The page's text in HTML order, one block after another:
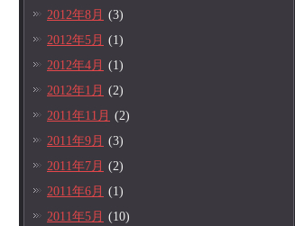
2012年8月 (3)
2012年5月 (1)
2012年4月 (1)
2012年1月 (2)
2011年11月 (2)
2011年9月 (3)
2011年7月 (2)
2011年6月 (1)
2011年5月 (10)